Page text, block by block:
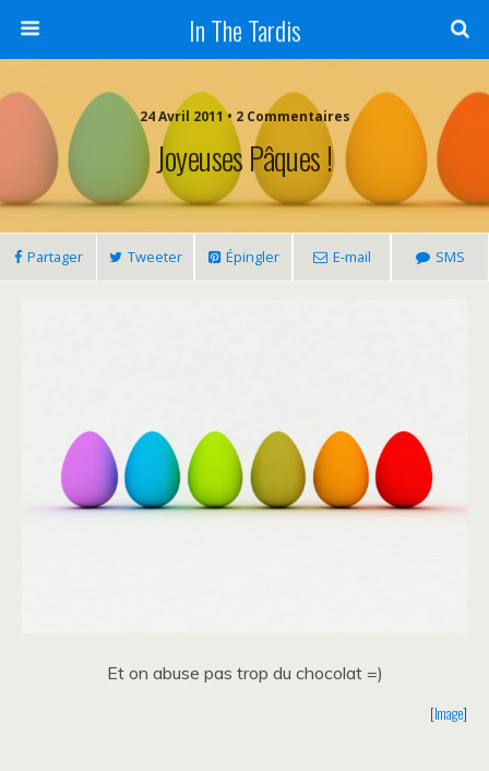
In The Tardis
24 Avril 2011 • 2 Commentaires
Joyeuses Pâques !
Partager Tweeter Épingler E-mail SMS
Et on abuse pas trop du chocolat =)
[Image]